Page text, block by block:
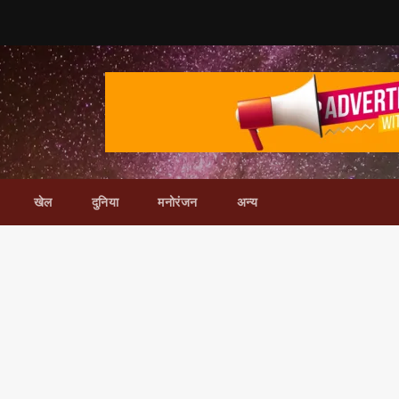
खेल दुनिया मनोरंजन अन्य